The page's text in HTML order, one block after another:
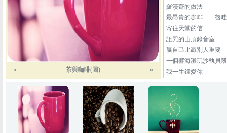
« »
茶與咖啡(圖)
羅漢齋的做法
最昂貴的咖啡——魯
寄往天堂的信
詛咒的山頂錄音室
贏自己比贏別人重要
一個響海灘玩沙執貝殼
我一生鍾愛你